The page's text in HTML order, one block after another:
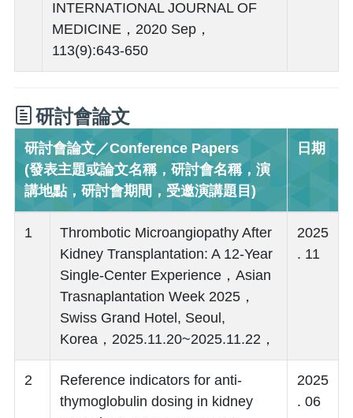
INTERNATIONAL JOURNAL OF
MEDICINE，2020 Sep，
113(9):643-650
研討會論文
研討會論文／Conference Papers
(發表主題或論文名稱，研討會名稱，演
講地點，研討會期間，受邀演講題目)
日期
1
Thrombotic Microangiopathy After
Kidney Transplantation: A 12-Year
Single-Center Experience，Asian
Trasnaplantation Week 2025，
Swiss Grand Hotel, Seoul,
Korea，2025.11.20~2025.11.22，
2025
. 11
2
Reference indicators for anti-
thymoglobulin dosing in kidney
2025
. 06